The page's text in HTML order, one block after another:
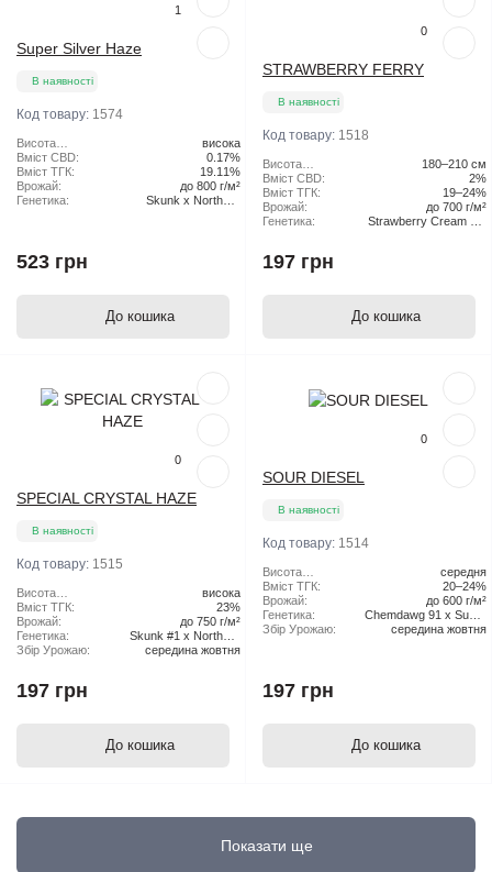
1
Super Silver Haze
В наявності
Код товару: 1574
Висота
рослини:
висока
Вміст CBD:
0.17%
Вміст ТГК:
19.11%
Врожай:
до 800 г/м²
Генетика:
Skunk x Northern
523 грн
До кошика
0
STRAWBERRY FERRY
В наявності
Код товару: 1518
Висота
рослини:
180–210 см
Вміст CBD:
2%
Вміст ТГК:
19–24%
Врожай:
до 700 г/м²
Генетика:
Strawberry Cream Pie
197 грн
До кошика
0
SPECIAL CRYSTAL HAZE
В наявності
Код товару: 1515
Висота
рослини:
висока
Вміст ТГК:
23%
Врожай:
до 750 г/м²
Генетика:
Skunk #1 x Northern
Lights x Haze
Збір Урожаю: середина жовтня
197 грн
До кошика
0
SOUR DIESEL
В наявності
Код товару: 1514
Висота
рослини:
середня
Вміст ТГК:
20–24%
Врожай:
до 600 г/м²
Генетика:
Chemdawg 91 x Super
Skunk
Збір Урожаю: середина жовтня
197 грн
До кошика
Показати ще